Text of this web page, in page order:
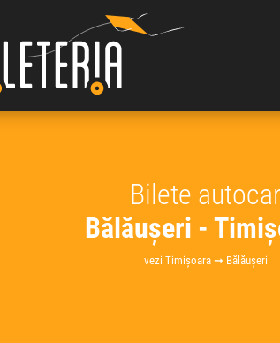
Bilete autocar
Bălăușeri -
vezi Timișoara ➞ Bălăușeri